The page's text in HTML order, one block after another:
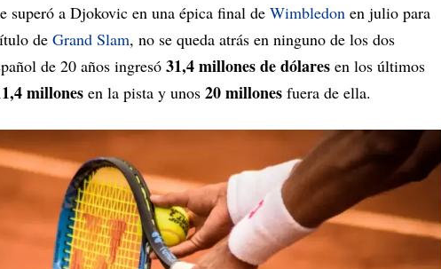
superó a Djokovic en una épica final de Wimbledon en julio para
de Grand Slam, no se queda atrás en ninguno de los dos
de 20 años ingresó 31,4 millones de dólares en los últimos
millones en la pista y unos 20 millones fuera de ella.